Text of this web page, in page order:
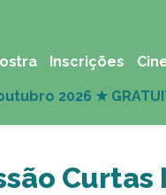
Inscrições
Curtas